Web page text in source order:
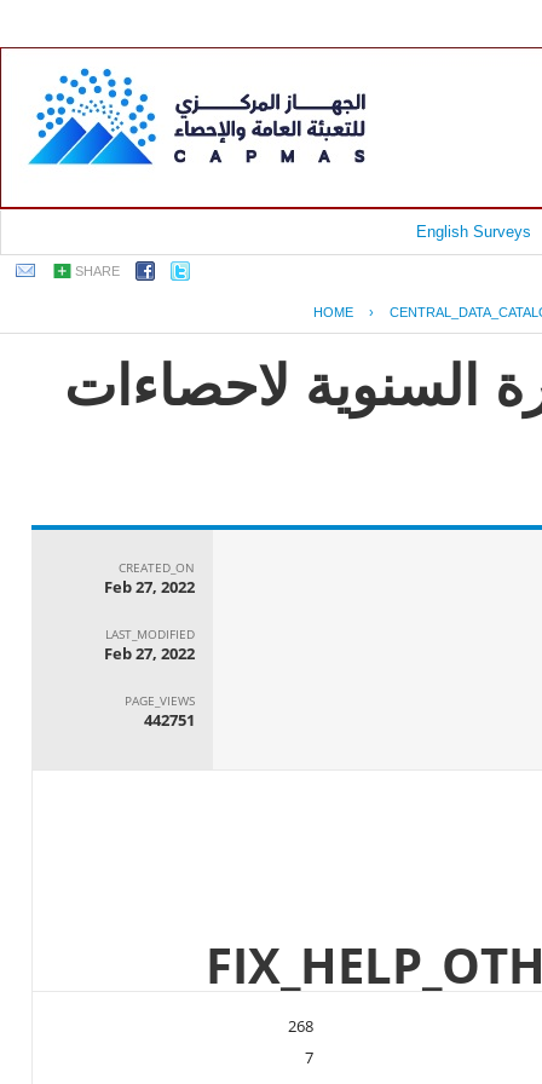
English Surveys
SHARE
HOME ›
السنوية لاحصاءات
CREATED_ON
Feb 27, 2022
LAST_MODIFIED
Feb 27, 2022
PAGE_VIEWS
442751
268
7